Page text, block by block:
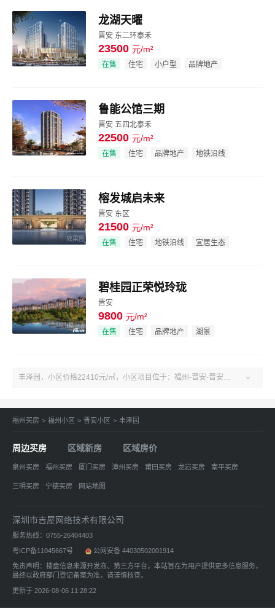
效果图
龙湖天曜
晋安 东二环泰禾
23500 元/m²
在售 住宅 小户型 品牌地产
效果图
鲁能公馆三期
晋安 五四北泰禾
22500 元/m²
在售 住宅 品牌地产 地铁沿线
效果图
榕发城启未来
晋安 东区
21500 元/m²
在售 住宅 地铁沿线 宜居生态
效果图
碧桂园正荣悦玲珑
晋安
9800 元/m²
在售 住宅 品牌地产 湖景

福州买房 > 福州小区 > 晋安小区 > 丰泽园
周边买房 区域新房 区域房价
泉州买房 福州买房 厦门买房 漳州买房 莆田买房 龙岩买房 南平买房
三明买房 宁德买房 网站地图
深圳市吉屋网络技术有限公司
服务热线：0755-26404403
粤ICP备11045667号 公网安备 44030502001914
免责声明：楼盘信息来源开发商、第三方平台，本站旨在为用户提供更多信息服务，
最终以政府部门登记备案为准，请谨慎核查。
更新于 2026-08-06 11:28:22